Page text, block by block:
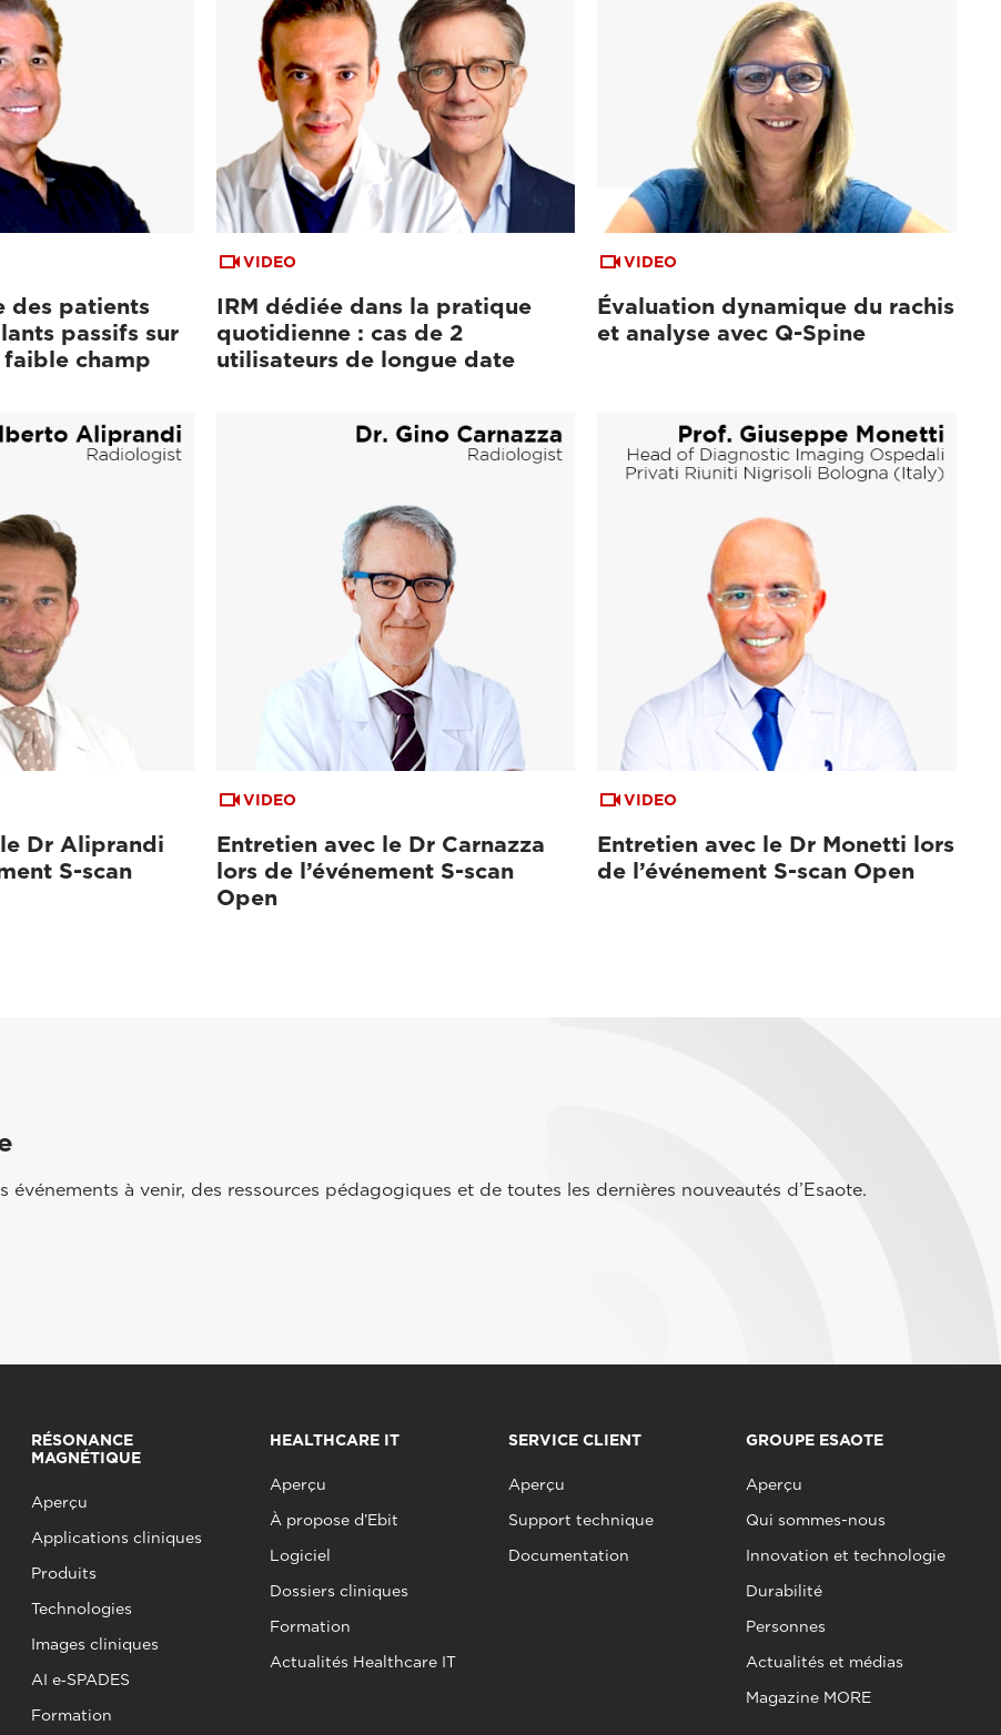
des patients
passifs sur
faible champ
VIDEO
IRM dédiée dans la pratique
quotidienne : cas de 2
utilisateurs de longue date
VIDEO
Évaluation dynamique du rachis
et analyse avec Q-Spine
Dr Aliprandi
S-scan
VIDEO
Entretien avec le Dr Carnazza
lors de l’événement S-scan
Open
VIDEO
Entretien avec le Dr Monetti lors
de l’événement S-scan Open
à venir, des ressources pédagogiques et de toutes les dernières nouveautés d’Esaote.
RÉSONANCE
MAGNÉTIQUE
Aperçu
Applications cliniques
Produits
Technologies
Images cliniques
AI e‑SPADES
Formation
HEALTHCARE IT
Aperçu
À propose d’Ebit
Logiciel
Dossiers cliniques
Formation
Actualités Healthcare IT
SERVICE CLIENT
Aperçu
Support technique
Documentation
GROUPE ESAOTE
Aperçu
Qui sommes-nous
Innovation et technologie
Durabilité
Personnes
Actualités et médias
Magazine MORE